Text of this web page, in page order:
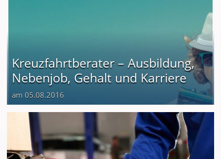
Kreuzfahrtberater – Ausbildung,
Nebenjob, Gehalt und Karriere
am 05.08.2016